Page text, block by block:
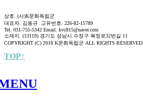
상호. (사)K문화독립군
대표자. 김동규 고유번호. 226-82-15789
Tel. 031-755-5342 Email. kvc815@naver.com
소재지. (13119) 경기도 성남시 수정구 복정로32번길 11
COPYRIGHT (C) 2018 K문화독립군 ALL RIGHTS RESERVED.
TOP↑